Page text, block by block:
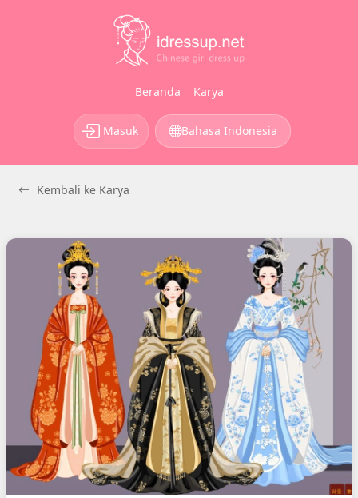
Beranda Karya
Masuk Bahasa Indonesia
Kembali ke Karya